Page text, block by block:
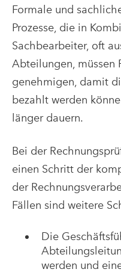
Formale und
Prozesse, die in
Sachbearbeiter, oft
Abteilungen, müssen
genehmigen, damit
bezahlt werden
länger dauern.
Bei der
einen Schritt der
der
Fällen sind weitere
Die
werden und